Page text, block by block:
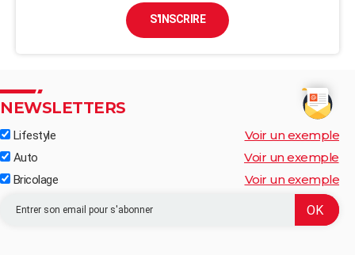
S'INSCRIRE
NEWSLETTERS
Lifestyle Voir un exemple
Auto Voir un exemple
Bricolage Voir un exemple